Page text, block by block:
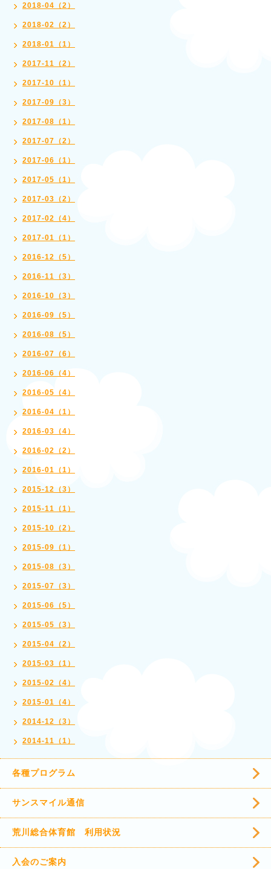
2018-04（2）
2018-02（2）
2018-01（1）
2017-11（2）
2017-10（1）
2017-09（3）
2017-08（1）
2017-07（2）
2017-06（1）
2017-05（1）
2017-03（2）
2017-02（4）
2017-01（1）
2016-12（5）
2016-11（3）
2016-10（3）
2016-09（5）
2016-08（5）
2016-07（6）
2016-06（4）
2016-05（4）
2016-04（1）
2016-03（4）
2016-02（2）
2016-01（1）
2015-12（3）
2015-11（1）
2015-10（2）
2015-09（1）
2015-08（3）
2015-07（3）
2015-06（5）
2015-05（3）
2015-04（2）
2015-03（1）
2015-02（4）
2015-01（4）
2014-12（3）
2014-11（1）
各種プログラム
サンスマイル通信
荒川総合体育館 利用状況
入会のご案内